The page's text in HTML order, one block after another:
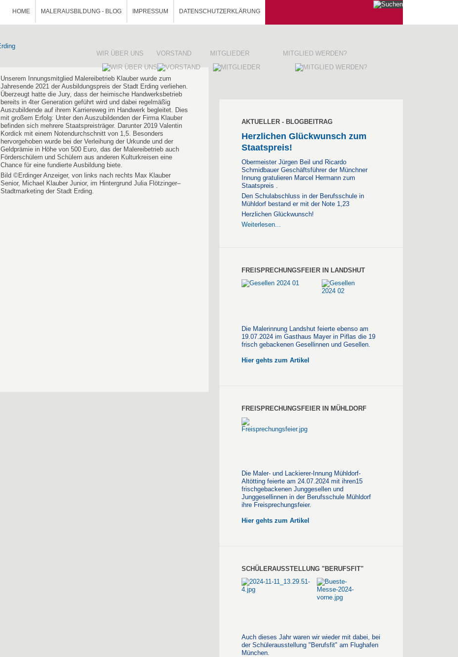
DATENSCHUTZERKLÄRUNG
IMPRESSUM
MALERAUSBILDUNG - BLOG
HOME
WIR ÜBER UNS VORSTAND MITGLIEDER MITGLIED WERDEN?
Unserem Innungsmitglied Malereibetrieb Klauber wurde zum
Jahresende 2021 der Ausbildungspreis der Stadt Erding verliehen.
Überzeugt hatte die Jury, dass der heimische Handwerksbetrieb
bereits in 4ter Generation geführt wird und dabei regelmäßig
Auszubildende auf ihrem Karriereweg im Handwerk begleitet. Dies
mit großem Erfolg: Unter den Auszubildenden der Firma Klauber
befinden sich mehrere Staatspreisträger. Darunter 2019 Valentin
Kordick mit einem Notendurchschnitt von 1,5. Besonders
hervorgehoben wurde bei der Verleihung der Urkunde und der
Geldprämie in Höhe von 500 Euro, das der Malereibetrieb auch
Förderschülern und Schülern aus anderen Kulturkreisen eine
Chance für eine fundierte Ausbildung biete.
Bild ©Erdinger Anzeiger, von links nach rechts Max Klauber
Senior, Michael Klauber Junior, im Hintergrund Julia Flötzinger–
Stadtmarketing der Stadt Erding.
AKTUELLER - BLOGBEITRAG
Herzlichen Glückwunsch zum
Staatspreis!
Obermeister Jürgen Beil und Ricardo
Schmidbauer Geschäftsführer der Münchner
Innung gratulieren Marcel Hermann zum
Staatspreis .
Den Schulabschluss in der Berufsschule in
Mühldorf bestand er mit der Note 1,23
Herzlichen Glückwunsch!
Weiterlesen...
FREISPRECHUNGSFEIER IN LANDSHUT
Die Malerinnung Landshut feierte ebenso am
19.07.2024 im Gasthaus Mayer in Piflas die 19
frisch gebackenen Gesellinnen und Gesellen.
Hier gehts zum Artikel
FREISPRECHUNGSFEIER IN MÜHLDORF
Die Maler- und Lackierer-Innung Mühldorf-
Altötting feierte am 24.07.2024 mit ihren15
frischgebackenen Junggesellen und
Junggesellinnen in der Berufsschule Mühldorf
ihre Freisprechungsfeier.
Hier gehts zum Artikel
SCHÜLERAUSSTELLUNG "BERUFSFIT"
Auch dieses Jahr waren wir wieder mit dabei, bei
der Schülerausstellung "Berufsfit" am Flughafen
München.